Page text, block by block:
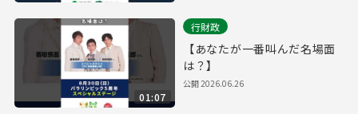
01:07
行財政
【あなたが一番叫んだ名場面
は？】
公開2026.06.26